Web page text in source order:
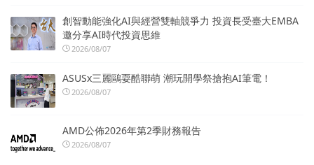
創智動能強化AI與經營雙軸競爭力 投資長受臺大EMBA
邀分享AI時代投資思維
2026/08/07
ASUSx三麗鷗耍酷聯萌 潮玩開學祭搶抱AI筆電！
2026/08/07
AMD公佈2026年第2季財務報告
2026/08/07